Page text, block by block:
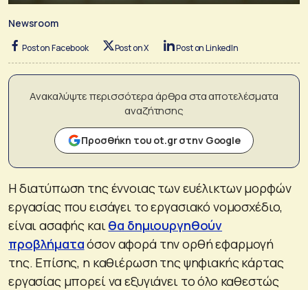
Newsroom
Post on Facebook Post on X Post on LinkedIn
Ανακαλύψτε περισσότερα άρθρα στα αποτελέσματα
αναζήτησης
Προσθήκη του ot.gr στην Google
Η διατύπωση της έννοιας των ευέλικτων μορφών
εργασίας που εισάγει το εργασιακό νομοσχέδιο,
είναι ασαφής και θα δημιουργηθούν
προβλήματαόσον αφορά την ορθή εφαρμογή
της. Επίσης, η καθιέρωση της ψηφιακής κάρτας
εργασίας μπορεί να εξυγιάνει το όλο καθεστώς